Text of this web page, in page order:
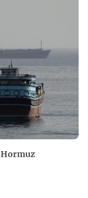
Hormuz